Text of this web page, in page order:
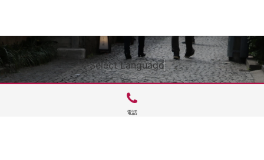
Select Language▼
電話